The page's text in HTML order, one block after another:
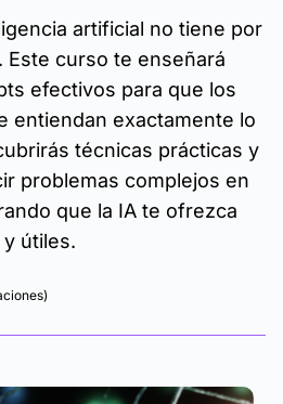
artificial no tiene por
Este curso te enseñará
efectivos para que los
entiendan exactamente lo
técnicas prácticas y
problemas complejos en
que la IA te ofrezca
útiles.